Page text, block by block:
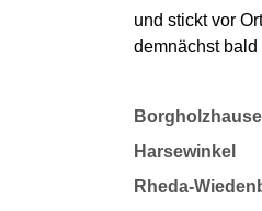
und stickt vor
demnächst bald
Harsewinkel
Rheda-